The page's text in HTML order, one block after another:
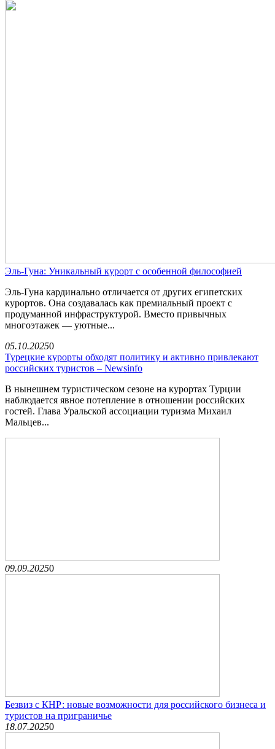
Эль-Гуна: Уникальный курорт с особенной философией
Эль-Гуна кардинально отличается от других египетских
курортов. Она создавалась как премиальный проект с
продуманной инфраструктурой. Вместо привычных
многоэтажек — уютные...
05.10.20250
Турецкие курорты обходят политику и активно привлекают
российских туристов – Newsinfo
В нынешнем туристическом сезоне на курортах Турции
наблюдается явное потепление в отношении российских
гостей. Глава Уральской ассоциации туризма Михаил
Мальцев...
09.09.20250
Безвиз с КНР: новые возможности для российского бизнеса и
туристов на приграничье
18.07.20250